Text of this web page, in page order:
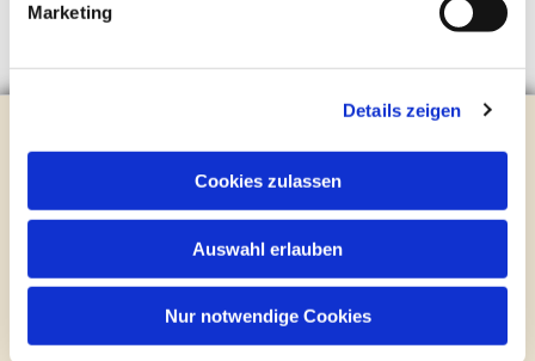
Marketing
Details zeigen
Cookies zulassen
Auswahl erlauben
Nur notwendige Cookies
Brockhagener Straße 28 | 33803 Steinhagen
0 52 04 / 36 28
Mail:gemeindeamt@kirche-steinhagen.de
Newsletter abonnieren
Kontakt und Öffnungszeiten
Gemeinde- und Friedhofsamt